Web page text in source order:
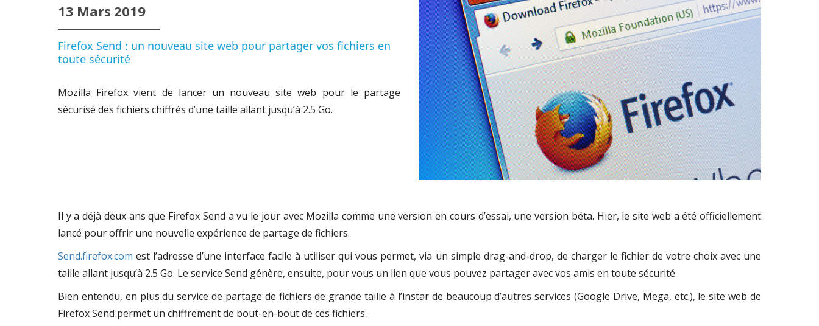
13 Mars 2019
Firefox Send : un nouveau site web pour partager vos fichiers en
toute sécurité
Mozilla Firefox vient de lancer un nouveau site web pour le partage
sécurisé des fichiers chiffrés d’une taille allant jusqu’à 2.5 Go.
Il y a déjà deux ans que Firefox Send a vu le jour avec Mozilla comme une version en cours d’essai, une version béta. Hier, le site web a été officiellement
lancé pour offrir une nouvelle expérience de partage de fichiers.
Send.firefox.com est l’adresse d’une interface facile à utiliser qui vous permet, via un simple drag-and-drop, de charger le fichier de votre choix avec une
taille allant jusqu’à 2.5 Go. Le service Send génère, ensuite, pour vous un lien que vous pouvez partager avec vos amis en toute sécurité.
Bien entendu, en plus du service de partage de fichiers de grande taille à l’instar de beaucoup d’autres services (Google Drive, Mega, etc.), le site web de
Firefox Send permet un chiffrement de bout-en-bout de ces fichiers.